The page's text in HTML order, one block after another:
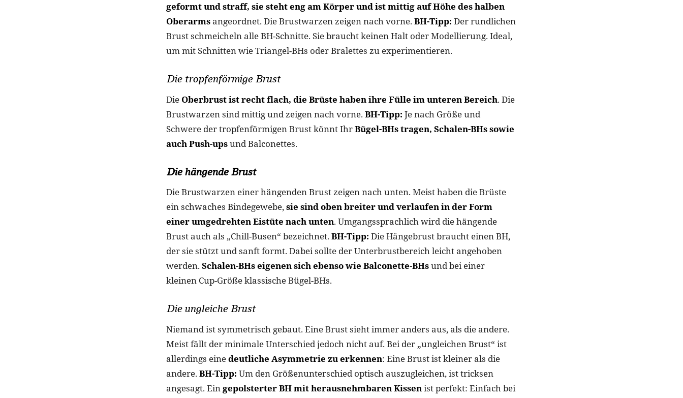
geformt und straff, sie steht eng am Körper und ist mittig auf Höhe des halben
Oberarms angeordnet. Die Brustwarzen zeigen nach vorne. BH-Tipp: Der rundlichen
Brust schmeicheln alle BH-Schnitte. Sie braucht keinen Halt oder Modellierung. Ideal,
um mit Schnitten wie Triangel-BHs oder Bralettes zu experimentieren.
Die tropfenförmige Brust
Die Oberbrust ist recht flach, die Brüste haben ihre Fülle im unteren Bereich. Die
Brustwarzen sind mittig und zeigen nach vorne. BH-Tipp: Je nach Größe und
Schwere der tropfenförmigen Brust könnt IhrBügel-BHs tragen, Schalen-BHs sowie
auch Push-upsund Balconettes.
Die hängende Brust
Die Brustwarzen einer hängenden Brust zeigen nach unten. Meist haben die Brüste
ein schwaches Bindegewebe,sie sind oben breiter und verlaufen in der Form
einer umgedrehten Eistüte nach unten. Umgangssprachlich wird die hängende
Brust auch als „Chill-Busen“ bezeichnet. BH-Tipp: Die Hängebrust braucht einen BH,
der sie stützt und sanft formt. Dabei sollte der Unterbrustbereich leicht angehoben
werden. Schalen-BHs eigenen sich ebenso wie Balconette-BHsund bei einer
kleinen Cup-Größe klassische Bügel-BHs.
Die ungleiche Brust
Niemand ist symmetrisch gebaut. Eine Brust sieht immer anders aus, als die andere.
Meist fällt der minimale Unterschied jedoch nicht auf. Bei der „ungleichen Brust“ ist
allerdings einedeutliche Asymmetrie zu erkennen: Eine Brust ist kleiner als die
andere. BH-Tipp: Um den Größenunterschied optisch auszugleichen, ist tricksen
angesagt. Ein gepolsterter BH mit herausnehmbaren Kissenist perfekt: Einfach bei